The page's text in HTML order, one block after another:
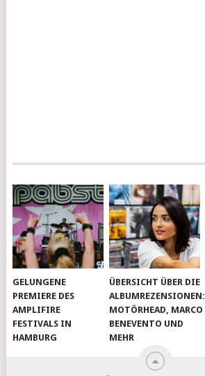
GELUNGENE
PREMIERE DES
AMPLIFIRE
FESTIVALS IN
HAMBURG
ÜBERSICHT ÜBER DIE
ALBUMREZENSIONEN:
MOTÖRHEAD, MARCO
BENEVENTO UND
MEHR